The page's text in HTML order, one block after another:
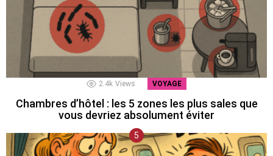
2.4k Views VOYAGE
Chambres d’hôtel : les 5 zones les plus sales que
vous devriez absolument éviter